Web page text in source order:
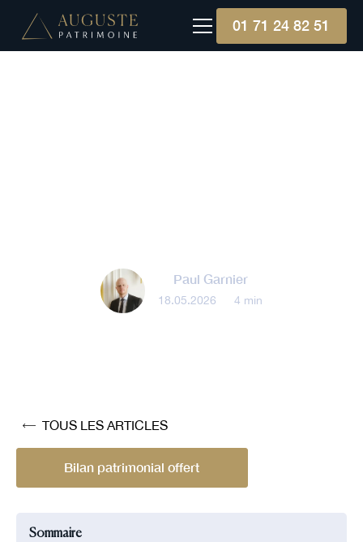
01 71 24 82 51
Paul Garnier
18.05.2026 4 min
TOUS LES ARTICLES
Bilan patrimonial offert
Sommaire